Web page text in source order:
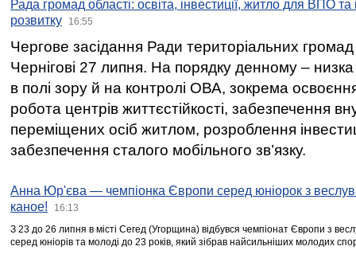
Рада громад області: освіта, інвестиції, житло для ВПО
розвитку
16:55
Чергове засідання Ради територіальних громад
Чернігові 27 липня. На порядку денному –
в полі зору й на контролі ОВА, зокрема освоєння
робота центрів життєстійкості, забезпечення
переміщених осіб житлом, розроблення
забезпечення сталого мобільного зв’язку.
Анна Юр'єва — чемпіонка Європи серед юніорок з
каное!
16:13
З 23 до 26 липня в місті Сегед (Угорщина) відбувся чемпіонат Європи з
серед юніорів та молоді до 23 років, який зібрав найсильніших молодих